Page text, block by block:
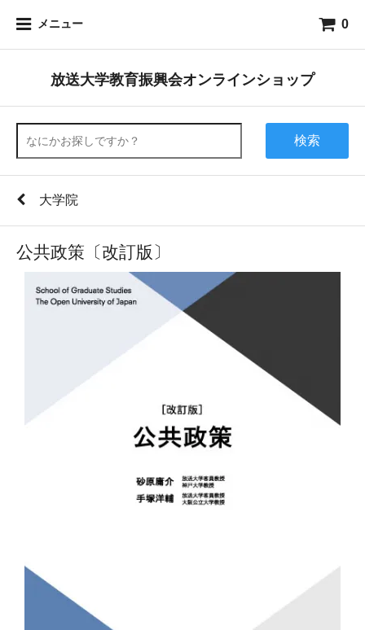
メニュー 0
放送大学教育振興会オンラインショップ
検索
大学院
公共政策〔改訂版〕